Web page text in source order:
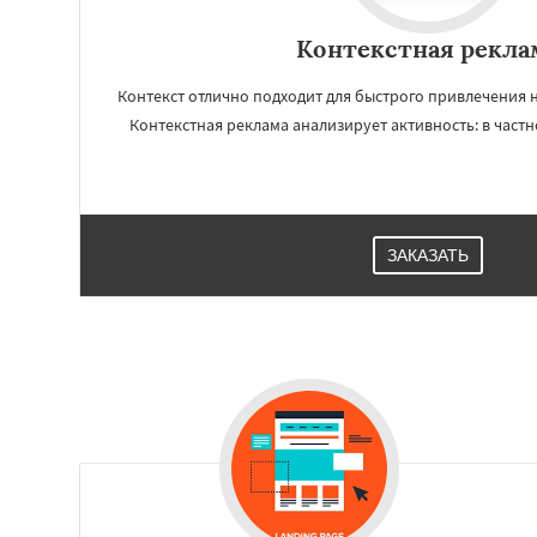
Ставрополь
Магнитогорск
Сургут
Нижний Тагил
Якутск Грозный
Контекстная
Контекст отлично подходит для быстрого привлечения
Контекстная реклама анализирует активность: в
ЗАКАЗАТЬ